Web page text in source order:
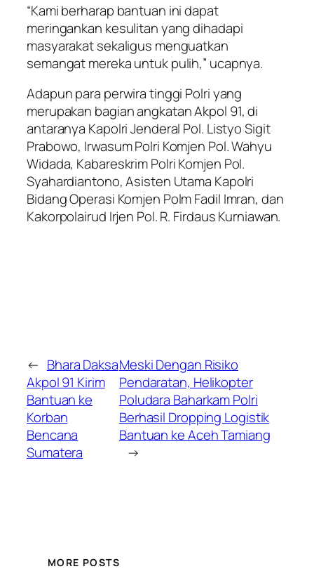
“Kami berharap bantuan ini dapat
meringankan kesulitan yang dihadapi
masyarakat sekaligus menguatkan
semangat mereka untuk pulih,” ucapnya.
Adapun para perwira tinggi Polri yang
merupakan bagian angkatan Akpol 91, di
antaranya Kapolri Jenderal Pol. Listyo Sigit
Prabowo, Irwasum Polri Komjen Pol. Wahyu
Widada, Kabareskrim Polri Komjen Pol.
Syahardiantono, Asisten Utama Kapolri
Bidang Operasi Komjen Polm Fadil Imran, dan
Kakorpolairud Irjen Pol. R. Firdaus Kurniawan.
← Bhara Daksa
Akpol 91 Kirim
Bantuan ke
Korban
Bencana
Sumatera
Meski Dengan Risiko
Pendaratan, Helikopter
Poludara Baharkam Polri
Berhasil Dropping Logistik
Bantuan ke Aceh Tamiang
→
MORE POSTS